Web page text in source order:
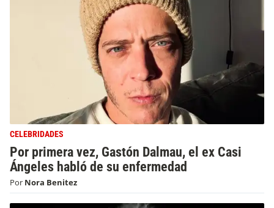
CELEBRIDADES
Por primera vez, Gastón Dalmau, el ex Casi
Ángeles habló de su enfermedad
Por Nora Benitez